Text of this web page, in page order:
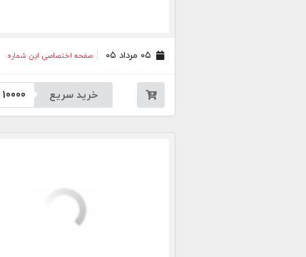
صفحه اختصاصی این شماره
خرید سریع 10000